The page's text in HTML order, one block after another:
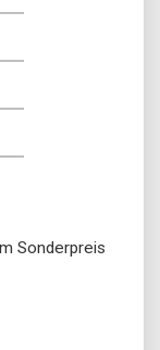
Sonderpreis